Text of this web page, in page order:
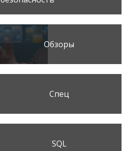
Обзоры
Спец
SQL